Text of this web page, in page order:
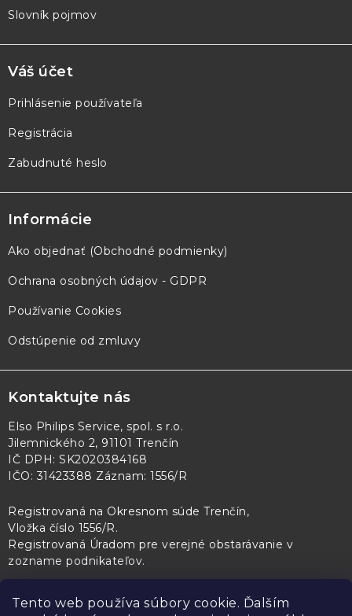
Tento web používa súbory cookie. Ďalším
Slovník pojmov
Váš účet
Prihlásenie používateľa
Registrácia
Zabudnuté heslo
Informácie
Ako objednať (Obchodné podmienky)
Ochrana osobných údajov - GDPR
Používanie Cookies
Odstúpenie od zmluvy
Kontaktujte nás
Elso Philips Service, spol. s r.o.
Jilemnického 2, 91101 Trenčín
IČ DPH: SK2020384168
IČO: 31423388 Záznam: 1556/R
Registrovaná na Okresnom súde Trenčín,
Vložka číslo 1556/R.
Registrovaná Úradom pre verejné obstarávanie v
zozname podnikateľov.